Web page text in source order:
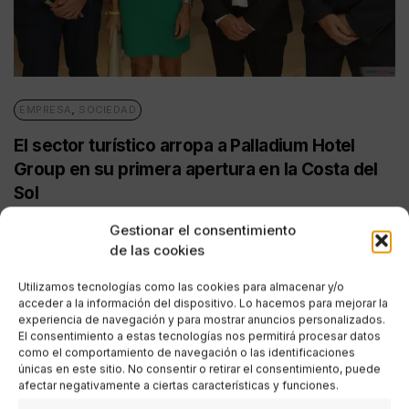
Gestionar el consentimiento
de las cookies
Utilizamos tecnologías como las cookies para almacenar y/o
acceder a la información del dispositivo. Lo hacemos para mejorar la
experiencia de navegación y para mostrar anuncios personalizados.
El consentimiento a estas tecnologías nos permitirá procesar datos
como el comportamiento de navegación o las identificaciones
únicas en este sitio. No consentir o retirar el consentimiento, puede
afectar negativamente a ciertas características y funciones.
EMPRESA SOCIEDAD
El sector turístico arropa a Palladium Hotel
Group en su primera apertura en la Costa del
Sol
ANA PORRAS GUERRERO